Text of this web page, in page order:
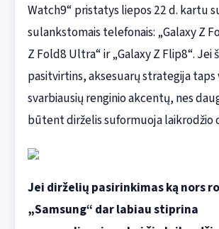
Watch9“ pristatys liepos 22 d. kartu
sulankstomais telefonais: „Galaxy Z
Z Fold8 Ultra“ ir „Galaxy Z Flip8“. Jei
pasitvirtins, aksesuarų strategija taps
svarbiausių renginio akcentų, nes
būtent dirželis suformuoja laikrodžio
Jei dirželių pasirinkimas ką nors
„Samsung“ dar labiau stiprina